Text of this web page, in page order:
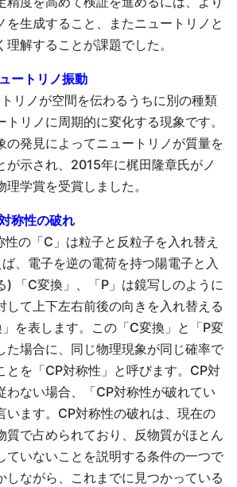
を生成すること、またニュートリノと
解することが課題でした。
ートリノ振動
リノが空間を伝わるうちに別の種類
トリノに周期的に変化する現象です。
の発見によってニュートリノが質量を
が示され、2015年に梶田隆章氏がノ
理学賞を受賞しました。
称性の破れ
性の「C」は粒子と反粒子を入れ替え
、電子を逆の電荷を持つ陽電子と入
) 「C変換」、「P」は鏡写しのように
して上下左右前後の向きを入れ替える
」を表します。この「C変換」と「P変
た場合に、同じ物理現象が同じ確率で
とを「CP対称性」と呼びます。CP対
わない場合、「CP対称性が破れてい
います。CP対称性の破れは、現在の
質で占められており、反物質がほとん
ていないことを説明する条件の一つで
しながら、これまでに見つかっている